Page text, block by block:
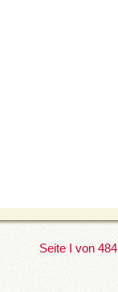
Seite I von 484